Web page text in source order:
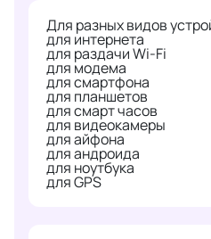
Для разных видов
для интернета
для раздачи Wi-Fi
для модема
для смартфона
для планшетов
для смарт часов
для видеокамеры
для айфона
для андроида
для ноутбука
для GPS